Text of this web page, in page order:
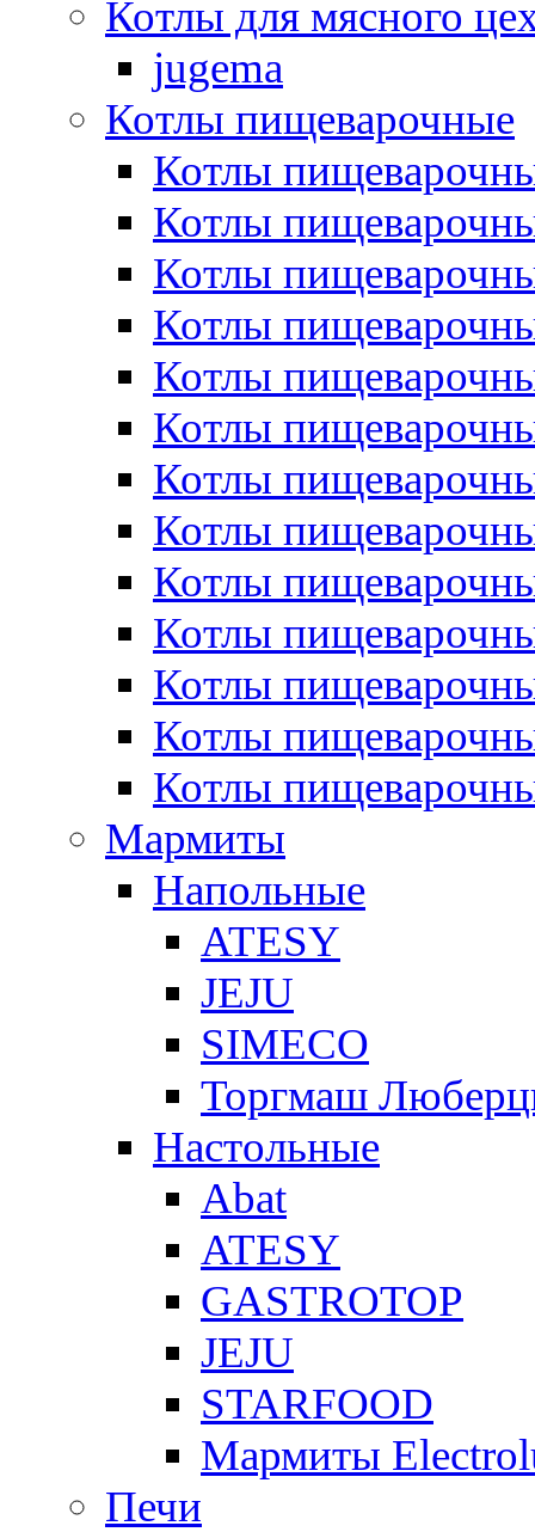
Котлы для мясного
jugema
Котлы пищеварочные
Котлы
Котлы
Котлы
Котлы
Котлы
Котлы
Котлы
Котлы
Котлы
Котлы
Котлы
Котлы
Котлы
Мармиты
Напольные
ATESY
JEJU
SIMECO
Торгмаш
Настольные
Abat
ATESY
GASTROTOP
JEJU
STARFOOD
Мармиты
Печи